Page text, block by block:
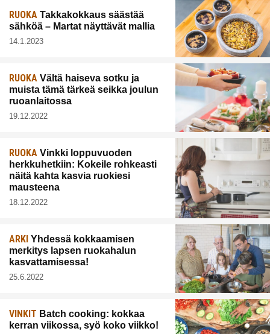
RUOKA Takkakokkaus säästää
sähköä – Martat näyttävät mallia
14.1.2023
RUOKA Vältä haiseva sotku ja
muista tämä tärkeä seikka joulun
ruoanlaitossa
19.12.2022
RUOKA Vinkki loppuvuoden
herkkuhetkiin: Kokeile rohkeasti
näitä kahta kasvia ruokiesi
mausteena
18.12.2022
ARKI Yhdessä kokkaamisen
merkitys lapsen ruokahalun
kasvattamisessa!
25.6.2022
VINKIT Batch cooking: kokkaa
kerran viikossa, syö koko viikko!